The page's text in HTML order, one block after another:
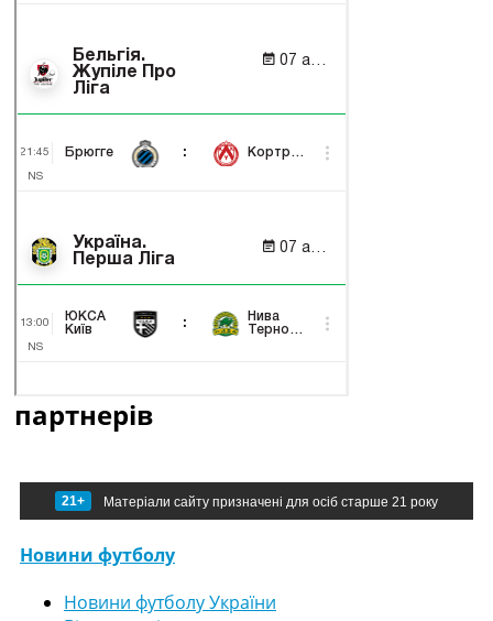
партнерів
21+ Матеріали сайту призначені для осіб старше 21 року
Новини футболу
Новини футболу України